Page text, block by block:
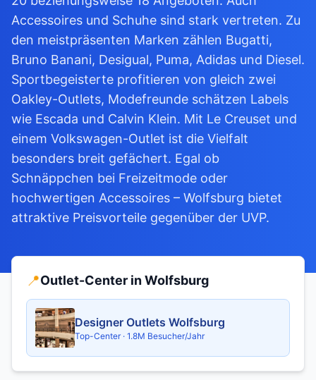
Accessoires und Schuhe sind stark vertreten. Zu
den meistpräsenten Marken zählen Bugatti,
Bruno Banani, Desigual, Puma, Adidas und Diesel.
Sportbegeisterte profitieren von gleich zwei
Oakley-Outlets, Modefreunde schätzen Labels
wie Escada und Calvin Klein. Mit Le Creuset und
einem Volkswagen-Outlet ist die Vielfalt
besonders breit gefächert. Egal ob
Schnäppchen bei Freizeitmode oder
hochwertigen Accessoires – Wolfsburg bietet
attraktive Preisvorteile gegenüber der UVP.
📍Outlet-Center in Wolfsburg
Designer Outlets Wolfsburg
Top-Center· 1.8M Besucher/Jahr